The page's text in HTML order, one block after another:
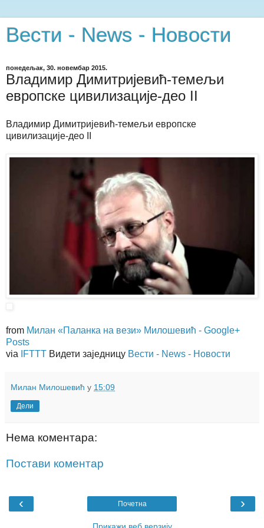
Вести - News - Новости
понедељак, 30. новембар 2015.
Владимир Димитријевић-темељи
европске цивилизације-део II
Владимир Димитријевић-темељи европске
цивилизације-део II
from Милан «Паланка на вези» Милошевић - Google+
Posts
via
IFTTT Видети заједницу Вести - News - Новости
Милан Милошевић у 15:09
Дели
Нема коментара:
Постави коментар
‹ ›
Почетна